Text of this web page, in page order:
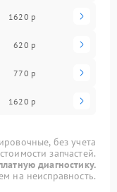
1620 р
620 р
770 р
1620 р
без учета
стоимости запчастей.
диагностику.
на неисправность.